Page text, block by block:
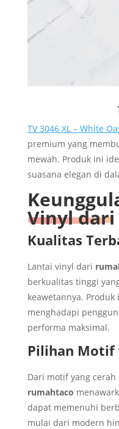
TV 3046 XL – White
premium yang
mewah. Produk ini
suasana elegan di
Vinyl dari
Kualitas
Lantai vinyl dari
berkualitas tinggi
keawetannya.
menghadapi
performa maksimal.
Pilihan Motif
Dari motif yang
rumahtaco
dapat memenuhi
mulai dari modern